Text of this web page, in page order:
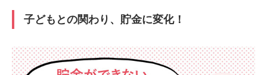
子どもとの関わり、貯金に変化！